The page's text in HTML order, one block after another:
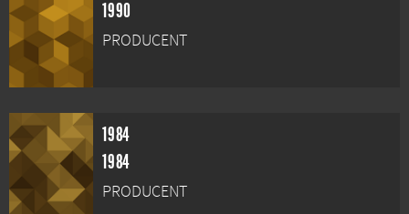
1990
PRODUCENT
1984
1984
PRODUCENT